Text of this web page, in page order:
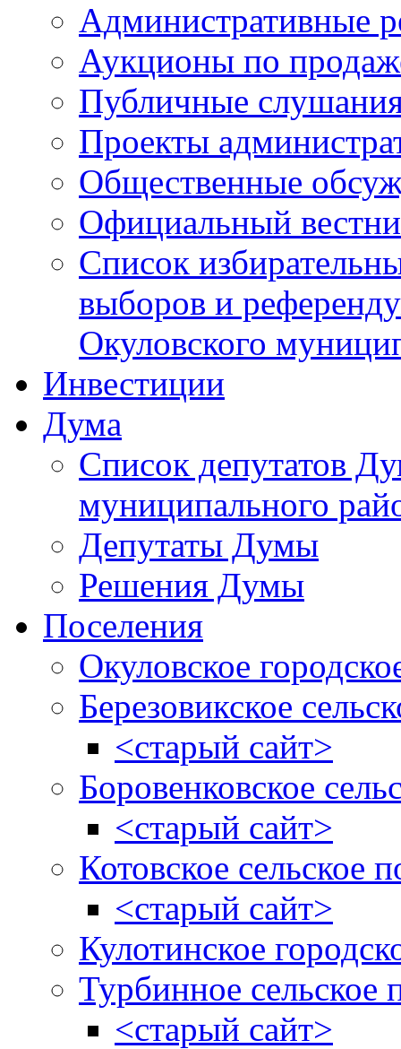
Административные
Аукционы по
Публичные
Проекты
Общественные
Официальный
Список
выборов и
Окуловского
Инвестиции
Дума
Список депутатов
муниципального
Депутаты Думы
Решения Думы
Поселения
Окуловское
Березовикское
<старый сайт>
Боровенковское
<старый сайт>
Котовское сельское
<старый сайт>
Кулотинское
Турбинное сельское
<старый сайт>